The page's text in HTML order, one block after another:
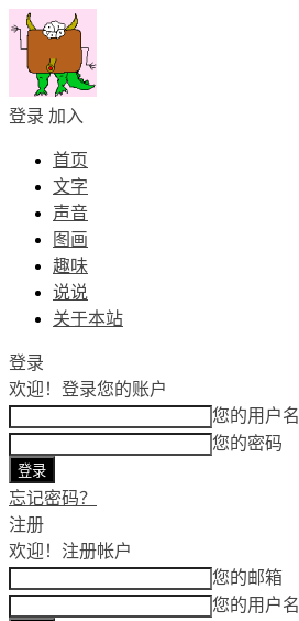
登录 加入
首页
文字
声音
图画
趣味
说说
关于本站
登录
欢迎！ 登录您的账户
您的用户名
您的密码
忘记密码？
注册
欢迎！ 注册帐户
您的邮箱
您的用户名